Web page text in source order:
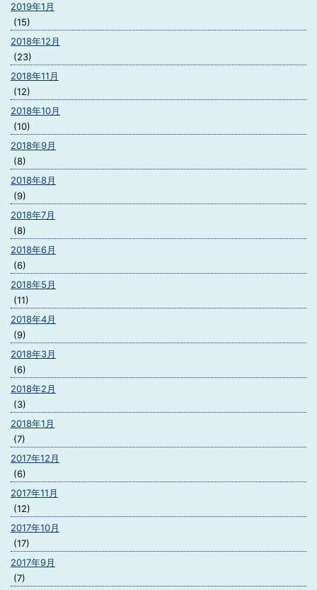
2019年1月
(15)
2018年12月
(23)
2018年11月
(12)
2018年10月
(10)
2018年9月
(8)
2018年8月
(9)
2018年7月
(8)
2018年6月
(6)
2018年5月
(11)
2018年4月
(9)
2018年3月
(6)
2018年2月
(3)
2018年1月
(7)
2017年12月
(6)
2017年11月
(12)
2017年10月
(17)
2017年9月
(7)